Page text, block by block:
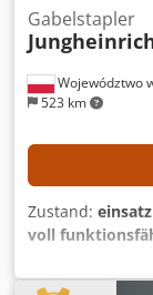
Województwo
523 km
Gabelstapler
Zustand:
voll
Hubhöhe:3.540